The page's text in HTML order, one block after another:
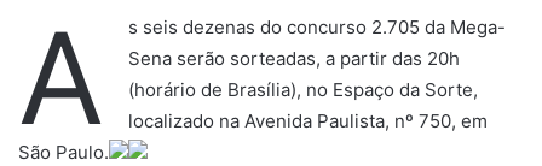
A
s seis dezenas do concurso 2.705 da Mega-
Sena serão sorteadas, a partir das 20h
(horário de Brasília), no Espaço da Sorte,
localizado na Avenida Paulista, nº 750, em
São Paulo.